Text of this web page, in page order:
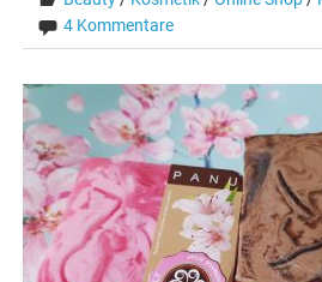
4 Kommentare